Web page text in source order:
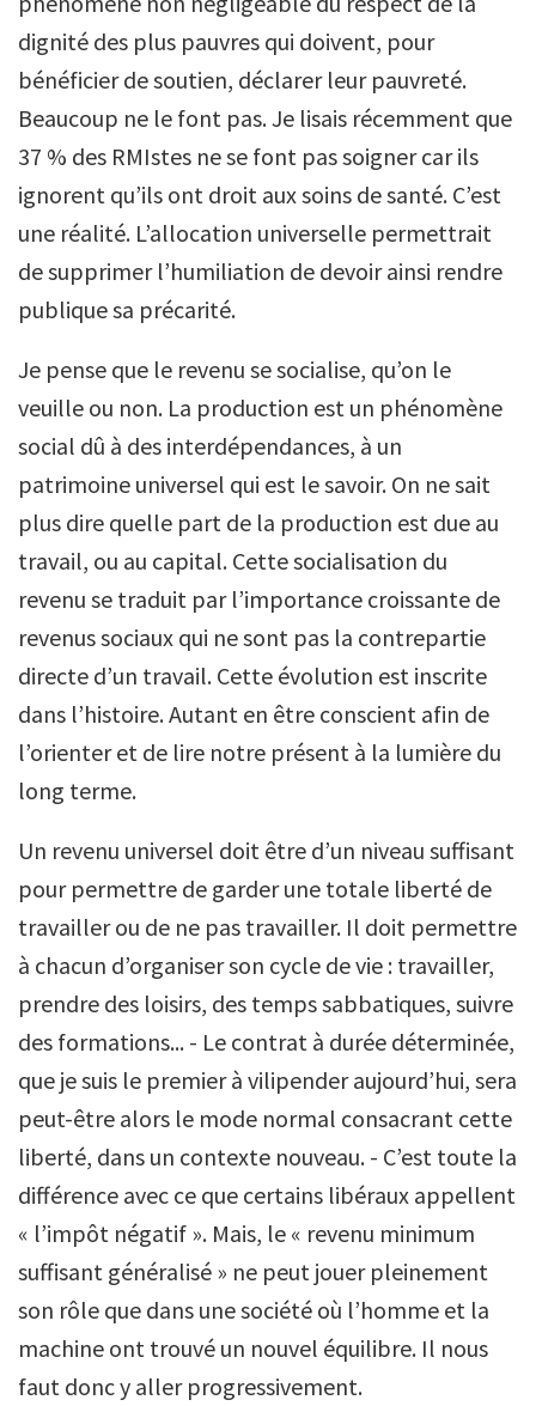
dignité des plus pauvres qui doivent, pour
bénéficier de soutien, déclarer leur pauvreté.
Beaucoup ne le font pas. Je lisais récemment que
37 % des RMIstes ne se font pas soigner car ils
ignorent qu’ils ont droit aux soins de santé. C’est
une réalité. L’allocation universelle permettrait
de supprimer l’humiliation de devoir ainsi rendre
publique sa précarité.
Je pense que le revenu se socialise, qu’on le
veuille ou non. La production est un phénomène
social dû à des interdépendances, à un
patrimoine universel qui est le savoir. On ne sait
plus dire quelle part de la production est due au
travail, ou au capital. Cette socialisation du
revenu se traduit par l’importance croissante de
revenus sociaux qui ne sont pas la contrepartie
directe d’un travail. Cette évolution est inscrite
dans l’histoire. Autant en être conscient afin de
l’orienter et de lire notre présent à la lumière du
long terme.
Un revenu universel doit être d’un niveau suffisant
pour permettre de garder une totale liberté de
travailler ou de ne pas travailler. Il doit permettre
à chacun d’organiser son cycle de vie : travailler,
prendre des loisirs, des temps sabbatiques, suivre
des formations... - Le contrat à durée déterminée,
que je suis le premier à vilipender aujourd’hui, sera
peut-être alors le mode normal consacrant cette
liberté, dans un contexte nouveau. - C’est toute la
différence avec ce que certains libéraux appellent
« l’impôt négatif ». Mais, le « revenu minimum
suffisant généralisé » ne peut jouer pleinement
son rôle que dans une société où l’homme et la
machine ont trouvé un nouvel équilibre. Il nous
faut donc y aller progressivement.